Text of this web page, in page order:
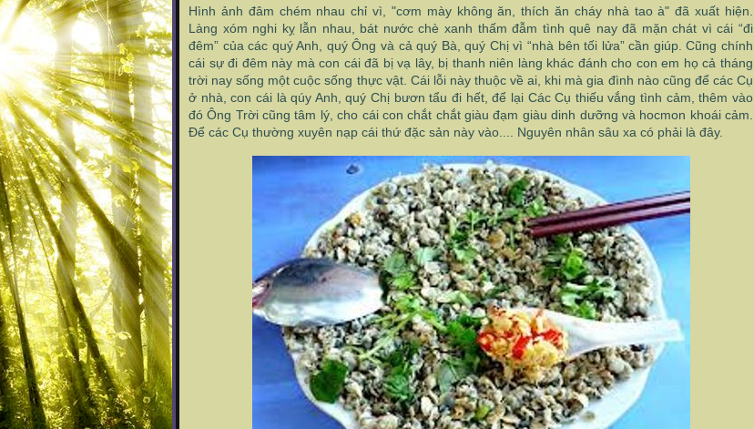
Hình ảnh đâm chém nhau chỉ vì, "cơm mày không ăn, thích ăn cháy nhà tao à" đã xuất hiện.
Làng xóm nghi kỵ lẫn nhau, bát nước chè xanh thấm đẫm tình quê nay đã mặn chát vì cái “đi
đêm” của các quý Anh, quý Ông và cả quý Bà, quý Chị vì “nhà bên tối lửa” cần giúp. Cũng chính
cái sự đi đêm này mà con cái đã bị vạ lây, bị thanh niên làng khác đánh cho con em họ cả tháng
trời nay sống một cuộc sống thực vật. Cái lỗi này thuộc về ai, khi mà gia đình nào cũng để các Cụ
ở nhà, con cái là qúy Anh, quý Chị bươn tẩu đi hết, để lại Các Cụ thiếu vắng tình cảm, thêm vào
đó Ông Trời cũng tâm lý, cho cái con chắt chắt giàu đạm giàu dinh dưỡng và hocmon khoái cảm.
Để các Cụ thường xuyên nạp cái thứ đặc sản này vào.... Nguyên nhân sâu xa có phải là đây.